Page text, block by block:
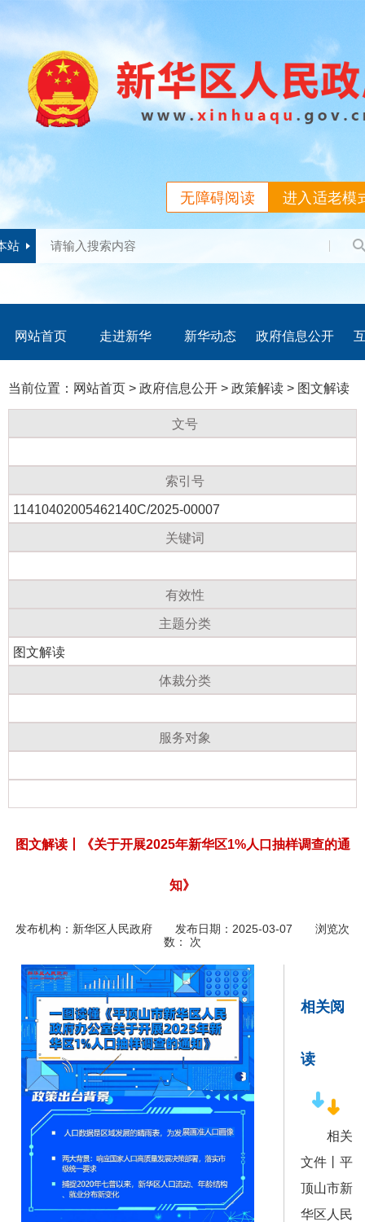
进入适老模
无障碍阅读
站
网站首页 走进新华 新华动态 政府信息公开
当前位置： 网站首页 > 政府信息公开 > 政策解读 > 图文解读
文号
索引号
11410402005462140C/2025-00007
关键词
有效性
主题分类
图文解读
体裁分类
服务对象
图文解读丨《关于开展2025年新华区1%人口抽样调查的通
知》
发布机构： 新华区人民政府 发布日期：2025-03-07 浏览次
数：
次
相关阅
读
相关
文件丨平
顶山市新
华区人民